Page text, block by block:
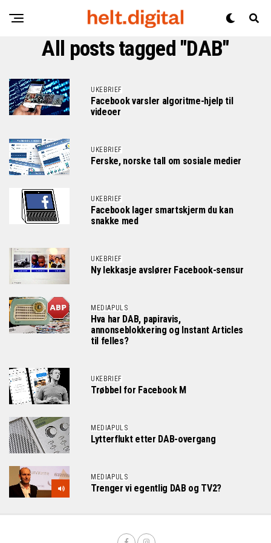
All posts tagged "DAB"
UKEBRIEF
Facebook varsler algoritme-hjelp til
videoer
UKEBRIEF
Ferske, norske tall om sosiale medier
UKEBRIEF
Facebook lager smartskjerm du kan
snakke med
UKEBRIEF
Ny lekkasje avslører Facebook-sensur
MEDIAPULS
Hva har DAB, papiravis,
annonseblokkering og Instant Articles
til felles?
UKEBRIEF
Trøbbel for Facebook M
MEDIAPULS
Lytterflukt etter DAB-overgang
MEDIAPULS
Trenger vi egentlig DAB og TV2?